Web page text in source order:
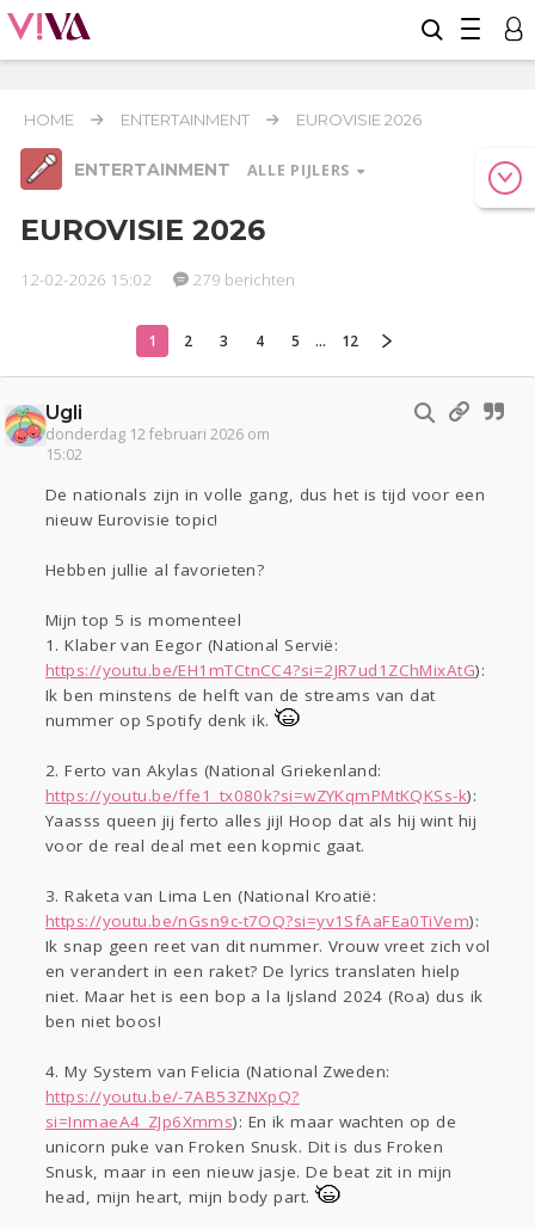
HOME ENTERTAINMENT EUROVISIE 2026
ENTERTAINMENT ALLE PIJLERS
Relaties Werk & Studie Geld & Recht
Kinderen
Zwanger
Psyche Thuis
Klussen
Sport
Contact
EUROVISIE 2026
12-02-2026 15:02 279 berichten
1 2 3 4 5 ... 12
Ugli
donderdag 12 februari 2026 om
15:02
De nationals zijn in volle gang, dus het is tijd voor een
nieuw Eurovisie topic!
Hebben jullie al favorieten?
Mijn top 5 is momenteel
1. Klaber van Eegor (National Servië:
https://youtu.be/EH1mTCtnCC4?si=2JR7ud1ZChMixAtG):
Ik ben minstens de helft van de streams van dat
nummer op Spotify denk ik.
2. Ferto van Akylas (National Griekenland:
https://youtu.be/ffe1_tx080k?si=wZYKqmPMtKQKSs-k):
Yaasss queen jij ferto alles jij! Hoop dat als hij wint hij
voor de real deal met een kopmic gaat.
3. Raketa van Lima Len (National Kroatië:
https://youtu.be/nGsn9c-t7OQ?si=yv1SfAaFEa0TiVem):
Ik snap geen reet van dit nummer. Vrouw vreet zich vol
en verandert in een raket? De lyrics translaten hielp
niet. Maar het is een bop a la Ijsland 2024 (Roa) dus ik
ben niet boos!
4. My System van Felicia (National Zweden:
https://youtu.be/-7AB53ZNXpQ?
si=InmaeA4_ZJp6Xmms): En ik maar wachten op de
unicorn puke van Froken Snusk. Dit is dus Froken
Snusk, maar in een nieuw jasje. De beat zit in mijn
head, mijn heart, mijn body part.